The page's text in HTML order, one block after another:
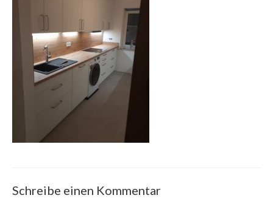
Bauknecht
Berbel
Bora
Blanco
Siemens
Schreibe einen Kommentar